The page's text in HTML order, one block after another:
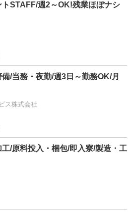
STAFF/週2～OK!残業ほぼナシ
/当務・夜勤/週3日～勤務OK/月
ス株式会社
工/原料投入・梱包/即入寮/製造・工